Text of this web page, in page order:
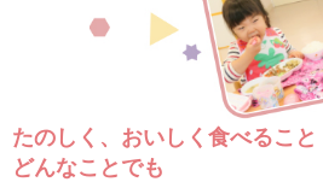
たのしく、おいしく食べること
どんなことでも